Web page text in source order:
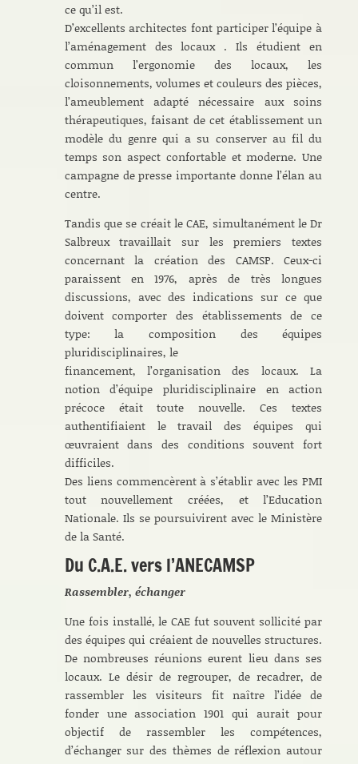
ce qu’il est.
D’excellents architectes font participer l’équipe à
l’aménagement des locaux . Ils étudient en
commun l’ergonomie des locaux, les
cloisonnements, volumes et couleurs des pièces,
l’ameublement adapté nécessaire aux soins
thérapeutiques, faisant de cet établissement un
modèle du genre qui a su conserver au fil du
temps son aspect confortable et moderne. Une
campagne de presse importante donne l’élan au
centre.
Tandis que se créait le CAE, simultanément le Dr
Salbreux travaillait sur les premiers textes
concernant la création des CAMSP. Ceux-ci
paraissent en 1976, après de très longues
discussions, avec des indications sur ce que
doivent comporter des établissements de ce
type: la composition des équipes
pluridisciplinaires, le
financement, l’organisation des locaux. La
notion d’équipe pluridisciplinaire en action
précoce était toute nouvelle. Ces textes
authentifiaient le travail des équipes qui
œuvraient dans des conditions souvent fort
difficiles.
Des liens commencèrent à s’établir avec les PMI
tout nouvellement créées, et l’Education
Nationale. Ils se poursuivirent avec le Ministère
de la Santé.
Du C.A.E. vers l’ANECAMSP
Rassembler, échanger
Une fois installé, le CAE fut souvent sollicité par
des équipes qui créaient de nouvelles structures.
De nombreuses réunions eurent lieu dans ses
locaux. Le désir de regrouper, de recadrer, de
rassembler les visiteurs fit naître l’idée de
fonder une association 1901 qui aurait pour
objectif de rassembler les compétences,
d’échanger sur des thèmes de réflexion autour